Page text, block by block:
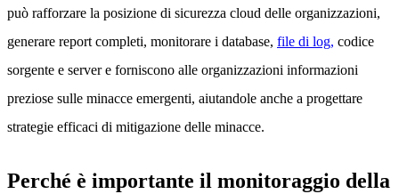
può rafforzare la posizione di sicurezza cloud delle organizzazioni,
generare report completi, monitorare i database, file di log, codice
sorgente e server e forniscono alle organizzazioni informazioni
preziose sulle minacce emergenti, aiutandole anche a progettare
strategie efficaci di mitigazione delle minacce.
Perché è importante il monitoraggio della